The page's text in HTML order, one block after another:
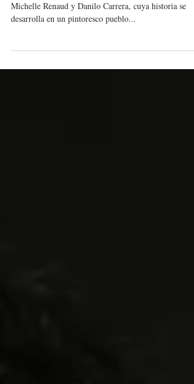
Este es un melodrama campirano protagonizado por
Michelle Renaud y Danilo Carrera, cuya historia se